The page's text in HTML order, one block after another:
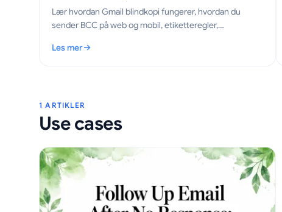
Lær hvordan Gmail blindkopi fungerer, hvordan du
sender BCC på web og mobil, etiketteregler,
utsendelsesrutiner.
Les mer
: Gmail blindkopi: Hva det er og hvordan du bruker det riktig
1 ARTIKLER
Use cases